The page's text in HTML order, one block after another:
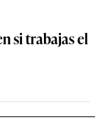
si trabajas el